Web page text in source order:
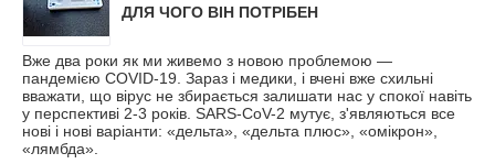
ДЛЯ ЧОГО ВІН ПОТРІБЕН
Вже два роки як ми живемо з новою проблемою —
пандемією COVID-19. Зараз і медики, і вчені вже схильні
вважати, що вірус не збирається залишати нас у спокої навіть
у перспективі 2-3 років. SARS-CoV-2 мутує, з'являються все
нові і нові варіанти: «дельта», «дельта плюс», «омікрон»,
«лямбда».